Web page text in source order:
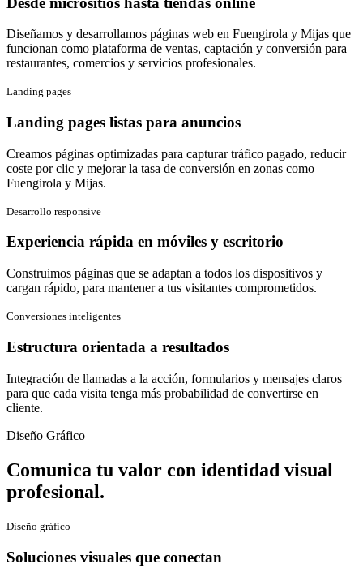
Diseñamos y desarrollamos páginas web en Fuengirola y Mijas que
funcionan como plataforma de ventas, captación y conversión para
restaurantes, comercios y servicios profesionales.
Landing pages
Landing pages listas para anuncios
Creamos páginas optimizadas para capturar tráfico pagado, reducir
coste por clic y mejorar la tasa de conversión en zonas como
Fuengirola y Mijas.
Desarrollo responsive
Experiencia rápida en móviles y escritorio
Construimos páginas que se adaptan a todos los dispositivos y
cargan rápido, para mantener a tus visitantes comprometidos.
Conversiones inteligentes
Estructura orientada a resultados
Integración de llamadas a la acción, formularios y mensajes claros
para que cada visita tenga más probabilidad de convertirse en
cliente.
Diseño Gráfico
Comunica tu valor con identidad visual
profesional.
Diseño gráfico
Soluciones visuales que conectan